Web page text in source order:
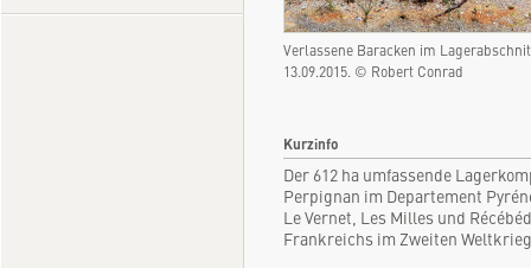
Verlassene Baracken im
13.09.2015. © Robert Conrad
Kurzinfo
Der 612 ha umfassende
Perpignan im Departement
Le Vernet, Les Milles und
Frankreichs im Zweiten